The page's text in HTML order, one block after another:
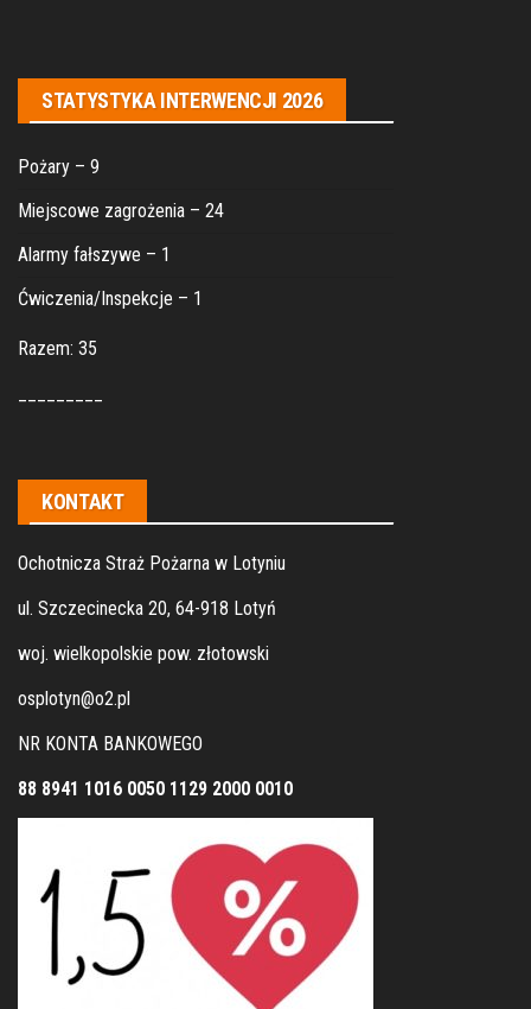
STATYSTYKA INTERWENCJI 2026
Pożary – 9
Miejscowe zagrożenia – 24
Alarmy fałszywe – 1
Ćwiczenia/Inspekcje – 1
Razem: 35
KONTAKT
Ochotnicza Straż Pożarna w Lotyniu
ul. Szczecinecka 20, 64-918 Lotyń
woj. wielkopolskie pow. złotowski
osplotyn@o2.pl
NR KONTA BANKOWEGO
88 8941 1016 0050 1129 2000 0010